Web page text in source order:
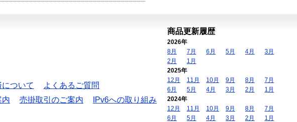
ついて
よくあるご質問
内 売掛取引のご案内
IPv6への取り組み
商品更新履歴
2026年
8月
7月 6月 5月 4月
3月
2月
1月
2025年
12月
11月 10月 9月 8月
7月
6月
5月 4月 3月 2月
1月
2024年
12月
11月 10月 9月 8月
7月
6月
5月 4月 3月 2月
1月